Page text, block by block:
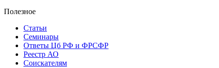
Полезное
Статьи
Cеминары
Ответы Цб РФ и ФРСФР
Реестр АО
Соискателям